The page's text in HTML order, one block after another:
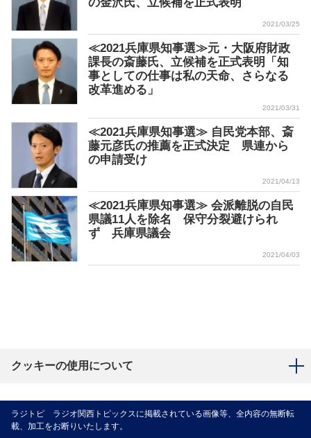
2021/03/25
≪2021兵庫県知事選≫元・大阪府財政
課長の斎藤氏、立候補を正式表明「知
事としての仕事は私の天命、さらなる
改革進める」
2021/03/31
≪2021兵庫県知事選≫ 自民党本部、斎
藤元彦氏の推薦を正式決定 県連から
の申請受け
2021/04/13
≪2021兵庫県知事選≫ 会派離脱の自民
県議11人を除名 保守分裂避けられ
ず 兵庫県議会
2021/04/03
クッキーの使用について
ラジトピ ラジオ関西トピックスに掲載されている画像等、全内容の無断転
載、加工をお断りいたします。